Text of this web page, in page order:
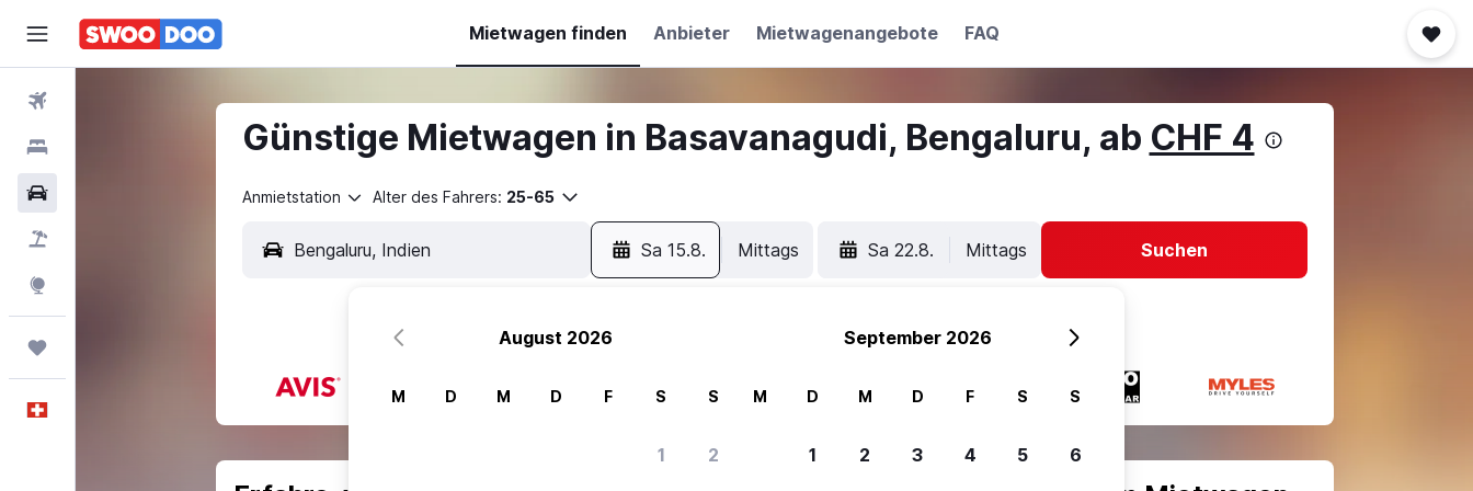
Mietwagen finden Anbieter Mietwagenangebote FAQ
Günstige Mietwagen in Basavanagudi, Bengaluru, ab CHF 4
Anmietstation Alter des Fahrers: 25-65
Sa 15.8. Mittags Sa 22.8. Mittags Suchen
August 2026
M D M D F S S
1 2
September 2026
M D M D F S S
1 2 3 4 5 6